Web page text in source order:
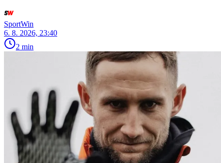
SportWin
6. 8. 2026, 23:40
2 min